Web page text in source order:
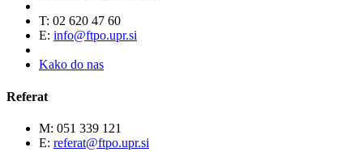
T: 02 620 47 60
E: info@ftpo.upr.si
Kako do nas
Referat
M: 051 339 121
E: referat@ftpo.upr.si